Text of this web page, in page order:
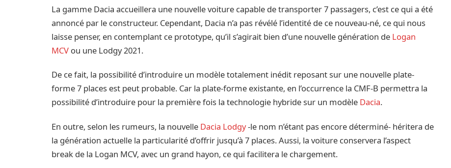
La gamme Dacia accueillera une nouvelle voiture capable de transporter 7 passagers, c’est ce qui a été
annoncé par le constructeur. Cependant, Dacia n’a pas révélé l’identité de ce nouveau-né, ce qui nous
laisse penser, en contemplant ce prototype, qu’il s’agirait bien d’une nouvelle génération de Logan
MCV ou une Lodgy 2021.
De ce fait, la possibilité d’introduire un modèle totalement inédit reposant sur une nouvelle plate-
forme 7 places est peut probable. Car la plate-forme existante, en l’occurrence la CMF-B permettra la
possibilité d’introduire pour la première fois la technologie hybride sur un modèle Dacia.
En outre, selon les rumeurs, la nouvelle Dacia Lodgy-le nom n’étant pas encore déterminé- héritera de
la génération actuelle la particularité d’offrir jusqu’à 7 places. Aussi, la voiture conservera l’aspect
break de la Logan MCV, avec un grand hayon, ce qui facilitera le chargement.